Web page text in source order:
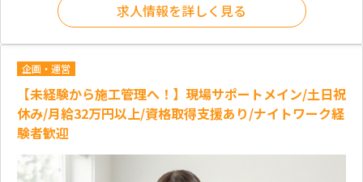
求人情報を詳しく見る
企画・運営
【未経験から施工管理へ！】現場サポートメイン/土日祝
休み/月給32万円以上/資格取得支援あり/ナイトワーク経
験者歓迎